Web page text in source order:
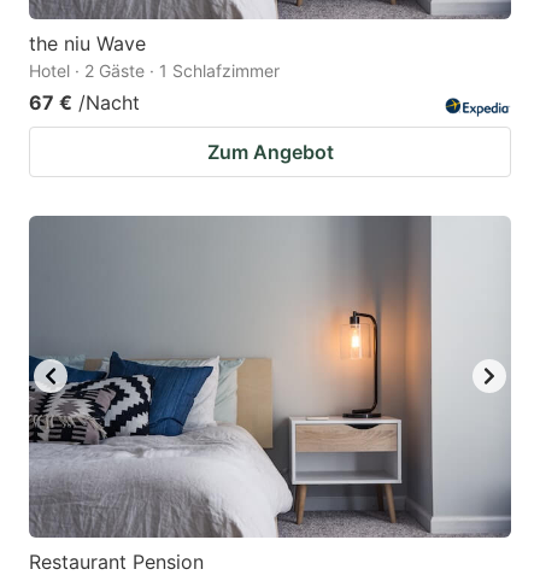
the niu Wave
Hotel · 2 Gäste · 1 Schlafzimmer
67 € /Nacht
Zum Angebot
Restaurant Pension